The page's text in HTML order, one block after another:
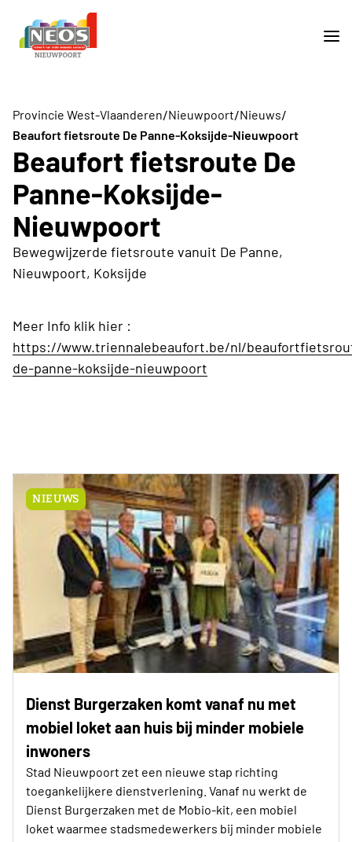
Provincie West-Vlaanderen/Nieuwpoort/Nieuws/
Beaufort fietsroute De Panne-Koksijde-Nieuwpoort
Beaufort fietsroute De
Panne-Koksijde-
Nieuwpoort
Bewegwijzerde fietsroute vanuit De Panne,
Nieuwpoort, Koksijde
Meer Info klik hier :
https://www.triennalebeaufort.be/nl/
de-panne-koksijde-nieuwpoort
NIEUWS
Dienst Burgerzaken komt vanaf nu met
mobiel loket aan huis bij minder mobiele
inwoners
Stad Nieuwpoort zet een nieuwe stap richting
toegankelijkere dienstverlening. Vanaf nu werkt de
Dienst Burgerzaken met de Mobio-kit, een mobiel
loket waarmee stadsmedewerkers bij minder mobiele